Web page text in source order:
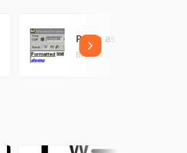
Paste as Plain Text
Версия: 3.0 (0.03 МБ)